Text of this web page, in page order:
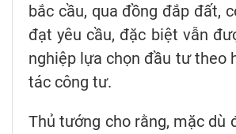
bắc cầu, qua đồng đắp đất,
đạt yêu cầu, đặc biệt vẫn
nghiệp lựa chọn đầu tư theo
tác công tư.
Thủ tướng cho rằng, mặc dù